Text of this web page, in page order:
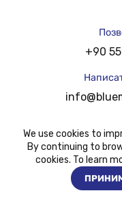
We use cookies to
By continuing to
cookies. To learn
+90